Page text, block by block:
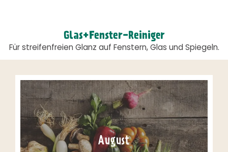
Glas+Fenster-Reiniger
Für streifenfreien Glanz auf Fenstern, Glas und Spiegeln.
August